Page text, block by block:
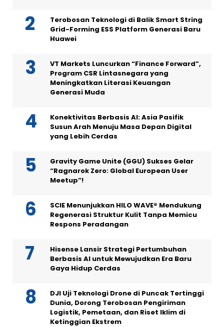
Terobosan Teknologi di Balik Smart String
Grid-Forming ESS Platform Generasi Baru
Huawei
VT Markets Luncurkan “Finance Forward”,
Program CSR Lintasnegara yang
Meningkatkan Literasi Keuangan
Generasi Muda
Konektivitas Berbasis AI: Asia Pasifik
Susun Arah Menuju Masa Depan Digital
yang Lebih Cerdas
Gravity Game Unite (GGU) Sukses Gelar
“Ragnarok Zero: Global European User
Meetup”!
SCIE Menunjukkan HILO WAVE® Mendukung
Regenerasi Struktur Kulit Tanpa Memicu
Respons Peradangan
Hisense Lansir Strategi Pertumbuhan
Berbasis AI untuk Mewujudkan Era Baru
Gaya Hidup Cerdas
DJI Uji Teknologi Drone di Puncak Tertinggi
Dunia, Dorong Terobosan Pengiriman
Logistik, Pemetaan, dan Riset Iklim di
Ketinggian Ekstrem